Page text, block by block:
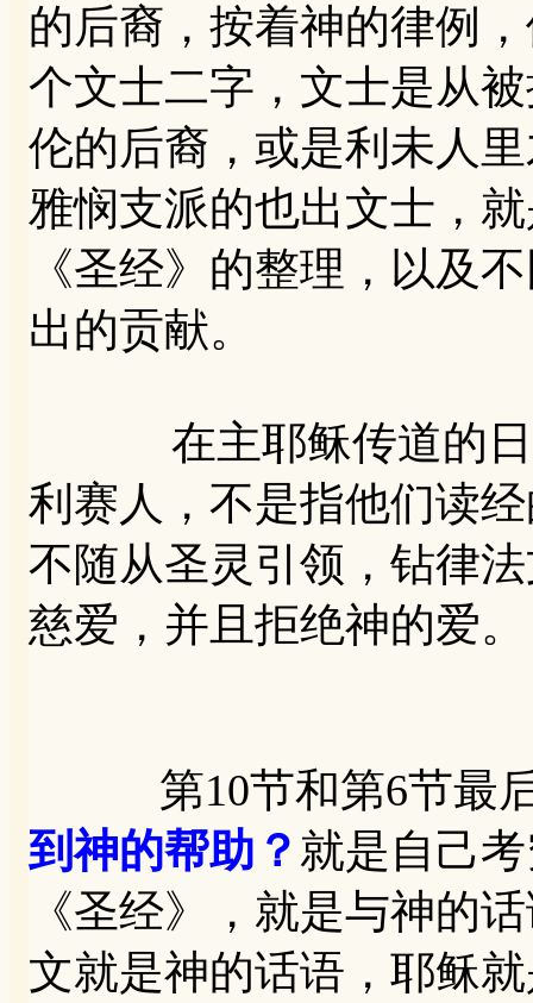
的后裔，按着神的律例
个文士二字，文士是从
伦的后裔，或是利未人
雅悯支派的也出文士，
《圣经》的整理，以及
出的贡献。
在主耶稣传道的日子
利赛人，不是指他们读
不随从圣灵引领，钻律
慈爱，并且拒绝神的爱。
第10节和第6节最后
到神的帮助？ 就是自己
《圣经》，就是与神的
文就是神的话语，耶稣